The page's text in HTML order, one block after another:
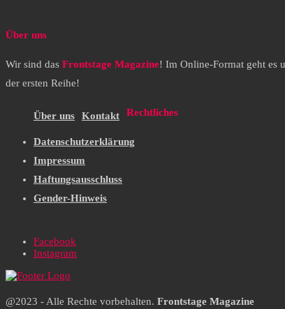
Über uns
Wir sind das Frontstage Magazine! Im Online-Format geht es
der ersten Reihe!
Über uns Kontakt Rechtliches
Datenschutzerklärung
Impressum
Haftungsausschluss
Gender-Hinweis
Facebook
Instagram
@2023 - Alle Rechte vorbehalten. Frontstage Magazine